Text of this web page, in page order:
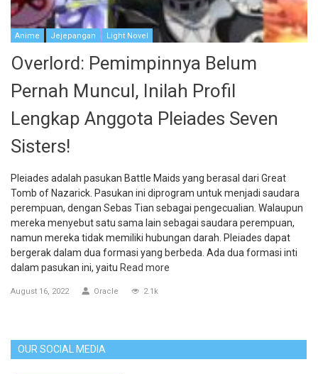
Anime Jejepangan Light Novel
Overlord: Pemimpinnya Belum
Pernah Muncul, Inilah Profil
Lengkap Anggota Pleiades Seven
Sisters!
Pleiades adalah pasukan Battle Maids yang berasal dari Great
Tomb of Nazarick. Pasukan ini diprogram untuk menjadi saudara
perempuan, dengan Sebas Tian sebagai pengecualian. Walaupun
mereka menyebut satu sama lain sebagai saudara perempuan,
namun mereka tidak memiliki hubungan darah. Pleiades dapat
bergerak dalam dua formasi yang berbeda. Ada dua formasi inti
dalam pasukan ini, yaitu Read more
August 16, 2022 Oracle 2.1k
OUR SOCIAL MEDIA